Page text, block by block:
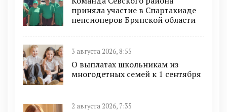
приняла участие в Спартакиаде
пенсионеров Брянской области
3 августа 2026, 8:55
О выплатах школьникам из
многодетных семей к 1 сентября
2 августа 2026, 7:35